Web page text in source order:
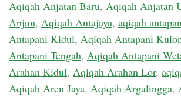
Aqiqah Anjatan Baru, Aqiqah Anjatan
Anjun, Aqiqah Antajaya, aqiqah
Antapani Kidul, Aqiqah Antapani
Antapani Tengah, Aqiqah Antapani
Arahan Kidul, Aqiqah Arahan Lor,
Aqiqah Aren Jaya, Aqiqah Argalingga,